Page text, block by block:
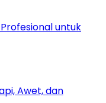
untuk
Awet, dan